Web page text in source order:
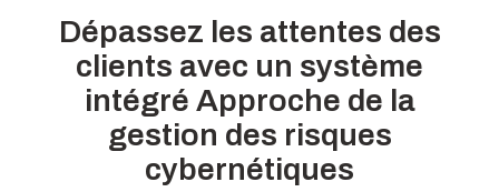
Dépassez les attentes des
clients avec un système
intégré Approche de la
gestion des risques
cybernétiques